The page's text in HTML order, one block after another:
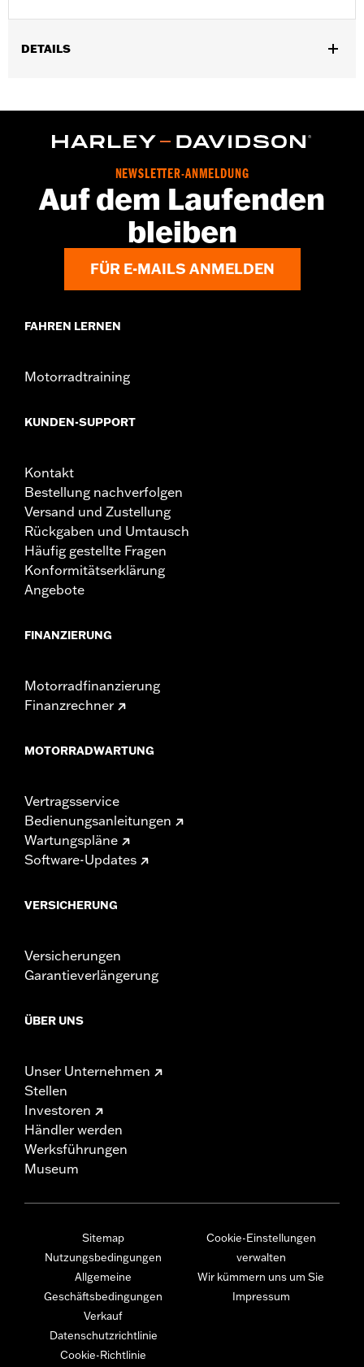
DETAILS
Kauf von Soziusfußrastenhalterungen erforderlich.
Installationsanleitung
Fahrerposition: Sozius
In Einheiten erhältlich:Paar
Linke und rechte Fußraste und Installationsanleitung
NEWSLETTER-ANMELDUNG
Auf dem Laufenden
bleiben
FÜR E-MAILS ANMELDEN
FAHREN LERNEN
Motorradtraining
KUNDEN-SUPPORT
Kontakt
Bestellung nachverfolgen
Versand und Zustellung
Rückgaben und Umtausch
Häufig gestellte Fragen
Konformitätserklärung
Angebote
FINANZIERUNG
Motorradfinanzierung
Finanzrechner
MOTORRADWARTUNG
Vertragsservice
Bedienungsanleitungen
Wartungspläne
Software-Updates
VERSICHERUNG
Versicherungen
Garantieverlängerung
ÜBER UNS
Unser Unternehmen
Stellen
Investoren
Händler werden
Werksführungen
Museum
Sitemap
Nutzungsbedingungen
Allgemeine
Geschäftsbedingungen
Verkauf
Datenschutzrichtlinie
Cookie-Richtlinie
Cookie-Einstellungen
verwalten
Wir kümmern uns um Sie
Impressum